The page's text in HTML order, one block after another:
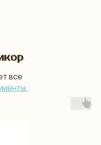
все